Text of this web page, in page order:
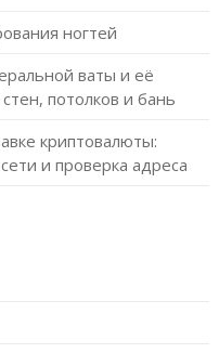
ногтей
ваты и её
потолков и бань
криптовалюты:
и проверка адреса